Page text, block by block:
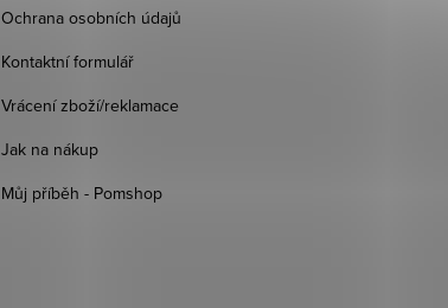
Ochrana osobních údajů
Kontaktní formulář
Vrácení zboží/reklamace
Jak na nákup
Můj příběh - Pomshop